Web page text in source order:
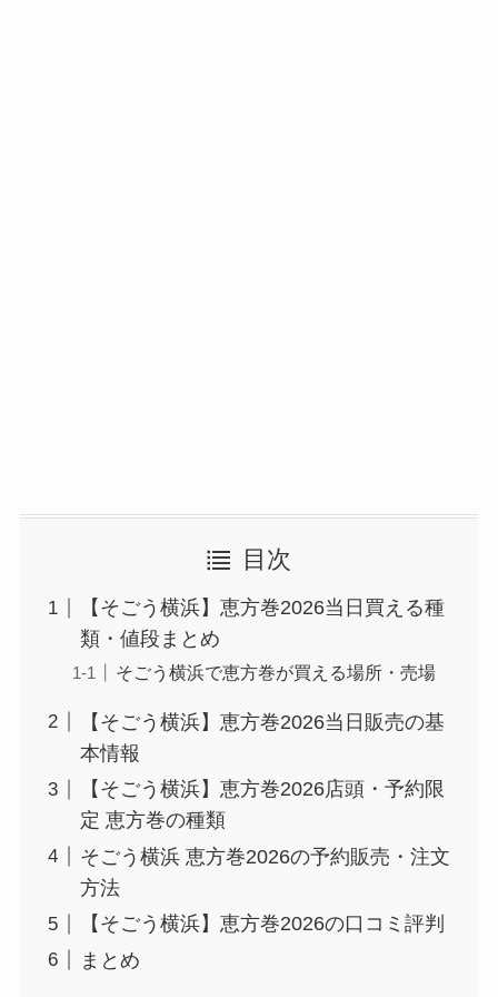
目次
【そごう横浜】恵方巻2026当日買える種
類・値段まとめ
そごう横浜で恵方巻が買える場所・売場
【そごう横浜】恵方巻2026当日販売の基
本情報
【そごう横浜】恵方巻2026店頭・予約限
定 恵方巻の種類
そごう横浜 恵方巻2026の予約販売・注文
方法
【そごう横浜】恵方巻2026の口コミ評判
まとめ